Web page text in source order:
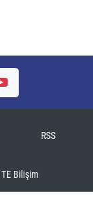
RSS
TE Bilişim